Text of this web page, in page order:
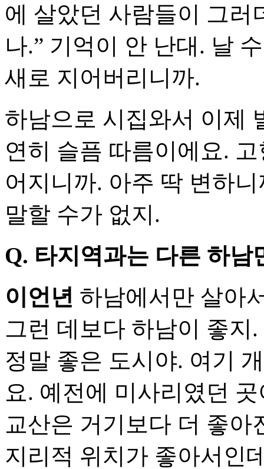
에 살았던 사람들이 그러
나.” 기억이 안 난대. 날
새로 지어버리니까.
하남으로 시집와서 이제
연히 슬픔 따름이에요.
어지니까. 아주 딱 변하
말할 수가 없지.
Q. 타지역과는 다른 하남
이언년 하남에서만 살아
그런 데보다 하남이 좋지
정말 좋은 도시야. 여기
요. 예전에 미사리였던
교산은 거기보다 더 좋
지리적 위치가 좋아서인